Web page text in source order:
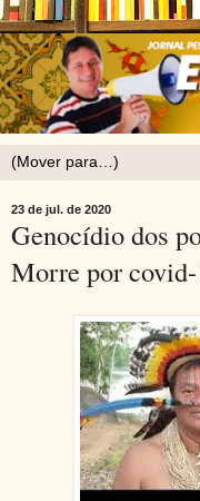
23 de jul. de 2020
Genocídio dos
Morre por